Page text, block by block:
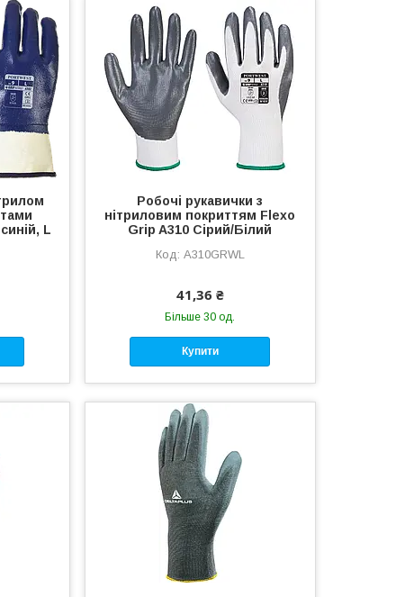
L
Робочі рукавички з
нітриловим покриттям Flexo
Grip A310 Сірий/Білий
A310GRWL
41,36 ₴
Більше 30 од.
Купити